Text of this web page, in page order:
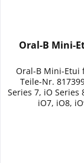
Oral-B Mini-
Oral-B Mini-Etui
Teile-Nr.
Series 7, iO Series
iO7, iO8,